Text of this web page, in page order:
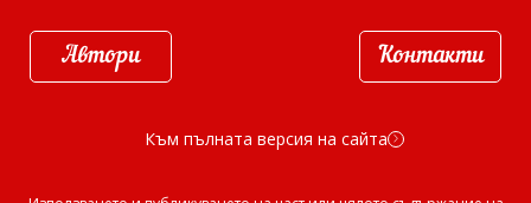
Автори Контакти
Към пълната версия на сайта d